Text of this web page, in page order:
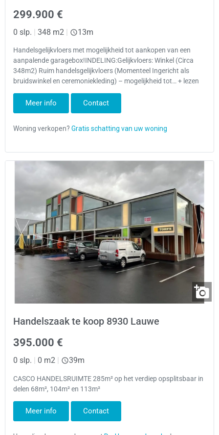
299.900 €
0 slp. | 348 m2 | 13m
Handelsgelijkvloers met mogelijkheid tot aankopen van een
aanpalende garagebox!INDELING:Gelijkvloers: Winkel (Circa
348m2) Ruim handelsgelijkvloers (Momenteel Ingericht als
bruidswinkel en ceremoniekleding) – mogelijkheid tot… + lezen
Meer info Contact
Handelszaak te koop 8930 Lauwe
395.000 €
0 slp. 0 m2 39m
CASCO HANDELSRUIMTE 285m² op het verdiep opsplitsbaar in
delen 68m², 104m² en 113m²
Meer info Contact